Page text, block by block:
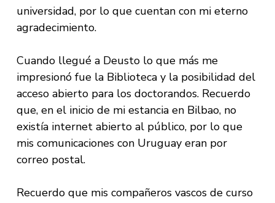
universidad, por lo que cuentan con mi eterno
agradecimiento.
Cuando llegué a Deusto lo que más me
impresionó fue la Biblioteca y la posibilidad del
acceso abierto para los doctorandos. Recuerdo
que, en el inicio de mi estancia en Bilbao, no
existía internet abierto al público, por lo que
mis comunicaciones con Uruguay eran por
correo postal.
Recuerdo que mis compañeros vascos de curso